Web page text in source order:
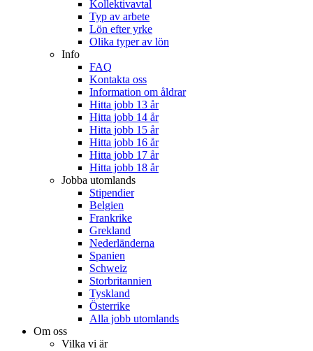
Kollektivavtal
Typ av arbete
Lön efter yrke
Olika typer av lön
Info
FAQ
Kontakta oss
Information om åldrar
Hitta jobb 13 år
Hitta jobb 14 år
Hitta jobb 15 år
Hitta jobb 16 år
Hitta jobb 17 år
Hitta jobb 18 år
Jobba utomlands
Stipendier
Belgien
Frankrike
Grekland
Nederländerna
Spanien
Schweiz
Storbritannien
Tyskland
Österrike
Alla jobb utomlands
Om oss
Vilka vi är